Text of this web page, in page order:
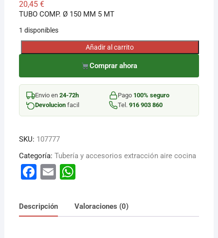
20,45 €
TUBO COMP. Ø 150 MM 5 MT
1 disponibles
TUBO
Ø
150
MM
cantidad
Añadir al carrito
Comprar ahora
Envio en 24-72h Pago 100% seguro
Devolucionfacil Tel. 916 903 860
SKU: 107777
Categoría: Tubería y accesorios extracción aire cocina
F
c
e
E
ai
l
W
at
s
Descripción Valoraciones (0)
Cuéntame qué necesitas y te ayudo a encontrarlo,
aunque no sepas el nombre exacto